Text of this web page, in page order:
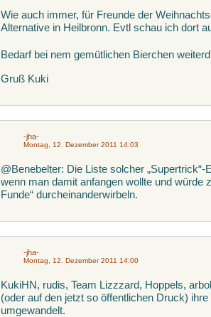
Wie auch immer, für Freunde der
Alternative in Heilbronn. Evtl schau ich dort
Bedarf bei nem gemütlichen Bierchen
Gruß Kuki
-jha-
Montag, 12. Dezember 2011 14:03
@Benebelter: Die Liste solcher
wenn man damit anfangen wollte und würde
Funde“ durcheinanderwirbeln.
-jha-
Montag, 12. Dezember 2011 14:00
KukiHN, rudis, Team Lizzzard, Hoppels,
(oder auf den jetzt so öffentlichen Druck) ihre
umgewandelt.